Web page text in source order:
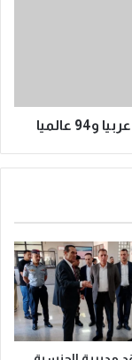
عالميا